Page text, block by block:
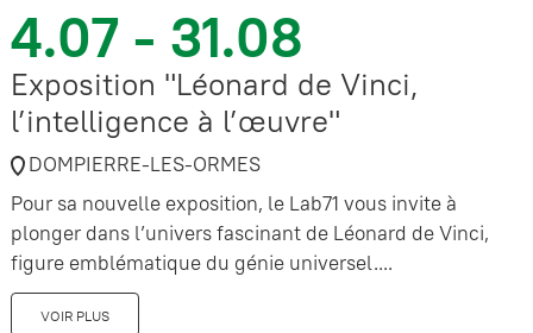
4.07 - 31.08
Exposition "Léonard de Vinci,
l’intelligence à l’œuvre"
DOMPIERRE-LES-ORMES
Pour sa nouvelle exposition, le Lab71 vous invite à
plonger dans l’univers fascinant de Léonard de Vinci,
figure emblématique du génie universel....
VOIR PLUS